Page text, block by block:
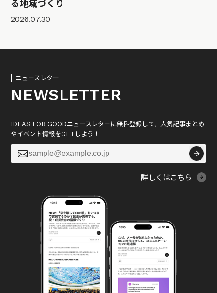
る地域づくり
2026.07.30
ニュースレター
NEWSLETTER
IDEAS FOR GOODニュースレターに無料登録して、人気記事まとめ
やイベント情報をGETしよう！

詳しくはこちら